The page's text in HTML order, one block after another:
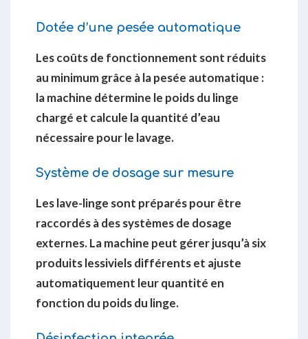
Dotée d’une pesée automatique
Les coûts de fonctionnement sont réduits
au minimum grâce à la pesée automatique :
la machine détermine le poids du linge
chargé et calcule la quantité d’eau
nécessaire pour le lavage.
Système de dosage sur mesure
Les lave-linge sont préparés pour être
raccordés à des systèmes de dosage
externes. La machine peut gérer jusqu’à six
produits lessiviels différents et ajuste
automatiquement leur quantité en
fonction du poids du linge.